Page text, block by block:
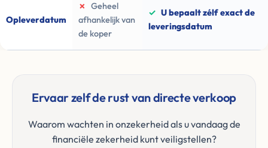
Opleverdatum
✗
Geheel
afhankelijk van
de koper
✓ U bepaalt zélf exact de
leveringsdatum
Ervaar zelf de rust van directe verkoop
Waarom wachten in onzekerheid als u vandaag de
financiële zekerheid kunt veiligstellen?